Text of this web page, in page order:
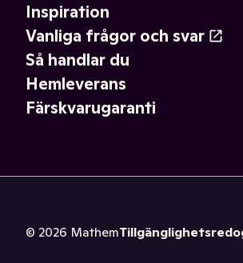
Inspiration
Vanliga frågor och svar
Så handlar du
Hemleverans
Färskvarugaranti
© 2026 Mathem